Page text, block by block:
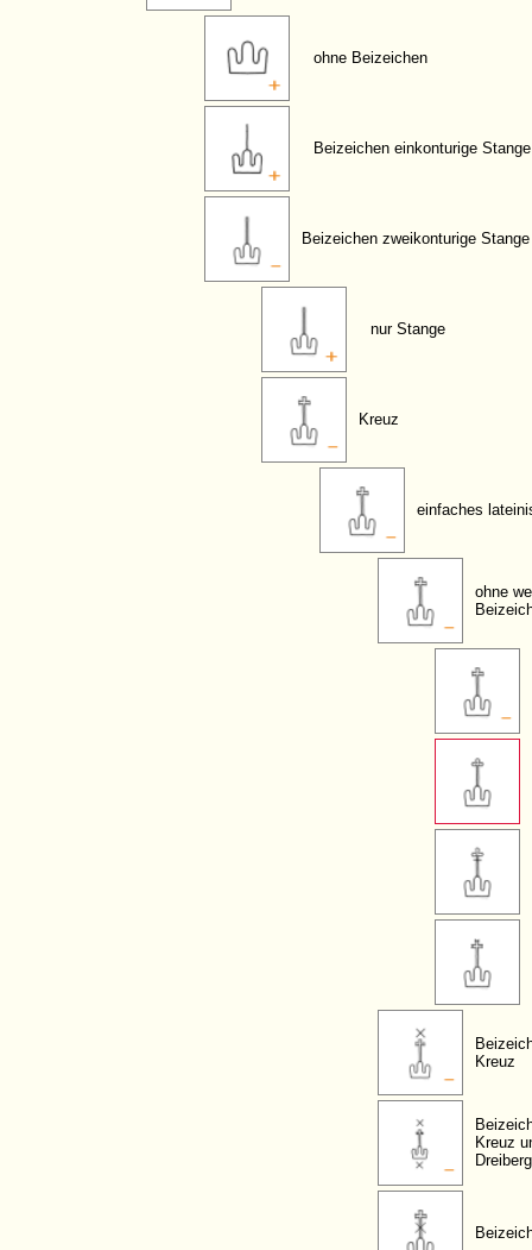
ohne Beizeichen
Beizeichen einkonturige Stange
Beizeichen zweikonturige Stange
nur Stange
Kreuz
einfaches
ohne
Kreuz
Kreuz
Dreiberg